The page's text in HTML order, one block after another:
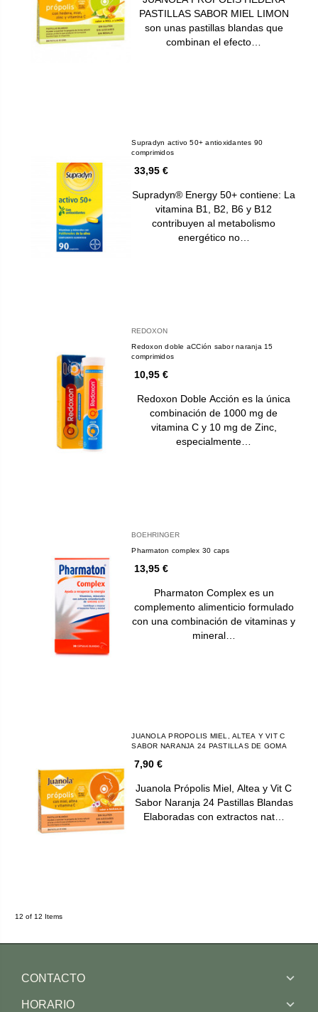
PASTILLAS SABOR MIEL LIMON
son unas pastillas blandas que
combinan el efecto…
Supradyn activo 50+ antioxidantes 90
comprimidos
33,95 €
Supradyn® Energy 50+ contiene: La
vitamina B1, B2, B6 y B12
contribuyen al metabolismo
energético no…
REDOXON
Redoxon doble aCCión sabor naranja 15
comprimidos
10,95 €
Redoxon Doble Acción es la única
combinación de 1000 mg de
vitamina C y 10 mg de Zinc,
especialmente…
BOEHRINGER
Pharmaton complex 30 caps
13,95 €
Pharmaton Complex es un
complemento alimenticio formulado
con una combinación de vitaminas y
mineral…
JUANOLA PROPOLIS MIEL, ALTEA Y VIT C
SABOR NARANJA 24 PASTILLAS DE GOMA
7,90 €
Juanola Própolis Miel, Altea y Vit C
Sabor Naranja 24 Pastillas Blandas
Elaboradas con extractos nat…
12 of 12 Items
CONTACTO
HORARIO